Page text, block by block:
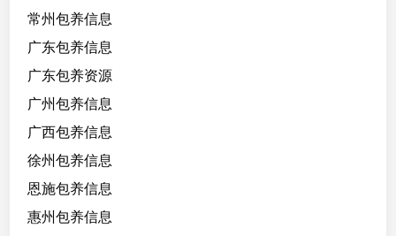
常州包养信息
广东包养信息
广东包养资源
广州包养信息
广西包养信息
徐州包养信息
恩施包养信息
惠州包养信息